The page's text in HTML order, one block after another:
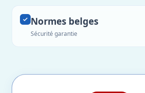
Normes belges
Sécurité garantie